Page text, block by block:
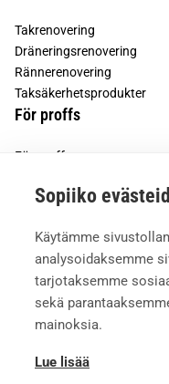
Sopiiko
Käytämme
analysoidaksemme
tarjotaksemme
sekä
mainoksia.
Lue lisää
Takrenovering
Dräneringsrenovering
Rännerenovering
Taksäkerhetsprodukter
För proffs
För proffs
Vesivek
Om oss
Kontaktuppgifter